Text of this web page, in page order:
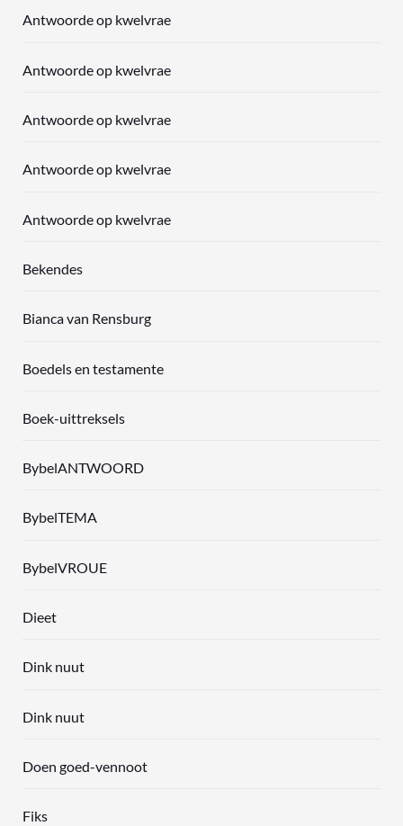
Antwoorde op kwelvrae
Antwoorde op kwelvrae
Antwoorde op kwelvrae
Antwoorde op kwelvrae
Antwoorde op kwelvrae
Bekendes
Bianca van Rensburg
Boedels en testamente
Boek-uittreksels
BybelANTWOORD
BybelTEMA
BybelVROUE
Dieet
Dink nuut
Dink nuut
Doen goed-vennoot
Fiks